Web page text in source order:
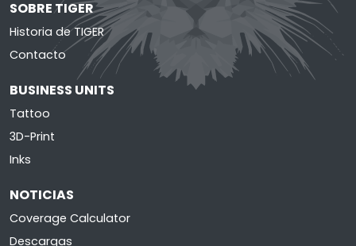
SOBRE TIGER
Historia de TIGER
Contacto
BUSINESS UNITS
Tattoo
3D-Print
Inks
NOTICIAS
Coverage Calculator
Descargas